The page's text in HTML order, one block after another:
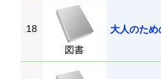
18
図書
大人のた